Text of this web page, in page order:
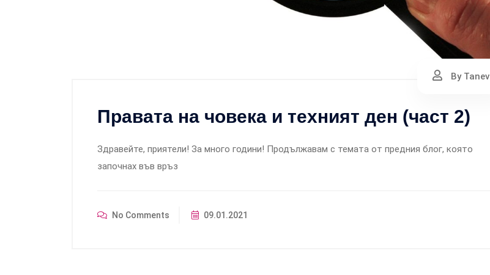
By Tanev
Правата на човека и техният ден (част 2)
Здравейте, приятели! За много години! Продължавам с темата от предния блог, която
започнах във връз
No Comments 09.01.2021